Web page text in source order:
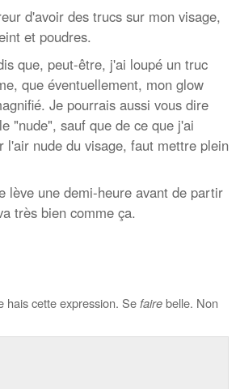
d'avoir des trucs sur mon visage,
et poudres.
que, peut-être, j'ai loupé un truc
que éventuellement, mon glow
Je pourrais aussi vous dire
"nude", sauf que de ce que j'ai
l'air nude du visage, faut mettre plein
lève une demi-heure avant de partir
très bien comme ça.
hais cette expression. Sefairebelle. Non